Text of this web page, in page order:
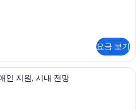
요금 보기
고급 침구, 템퍼페딕 침대, 객실 내 금고
인 지원, 시내 전망